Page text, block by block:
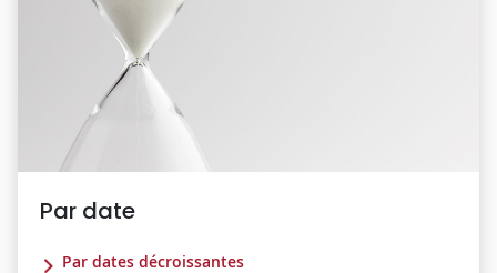
Par date
Par dates décroissantes